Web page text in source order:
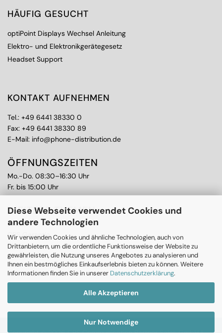
Diese Webseite verwendet Cookies und
andere Technologien
Wir verwenden Cookies und ähnliche Technologien, auch von
Drittanbietern, um die ordentliche Funktionsweise der Website zu
gewährleisten, die Nutzung unseres Angebotes zu analysieren und
Ihnen ein bestmögliches Einkaufserlebnis bieten zu können. Weitere
Informationen finden Sie in unserer Datenschutzerklärung.
Alle Akzeptieren
Nur Notwendige
HÄUFIG GESUCHT
optiPoint Displays Wechsel Anleitung
Elektro- und Elektronikgerätegesetz
Headset Support
KONTAKT AUFNEHMEN
Tel.: +49 6441 38330 0
Fax: +49 6441 38330 89
E-Mail: info@phone-distribution.de
ÖFFNUNGSZEITEN
Mo.-Do. 08:30–16:30 Uhr
Fr. bis 15:00 Uhr
WEITERE THEMEN
Ankauf
CPS Garantie
RMA